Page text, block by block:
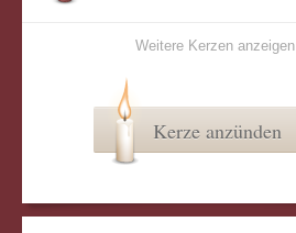
Weitere Kerzen anzeigen
Kerze anzünden